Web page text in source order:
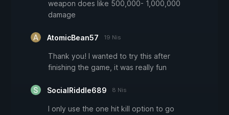
weapon does like 500,000- 1,000,000
damage
AtomicBean57 19 Nis
Thank you! I wanted to try this after
finishing the game, it was really fun
SocialRiddle689 8 Nis
I only use the one hit kill option to go